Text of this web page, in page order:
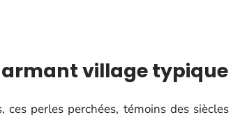
village typique
ces perles perchées, témoins des siècles